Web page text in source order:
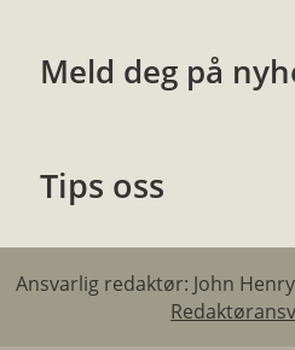
Meld deg på
Tips oss
Ansvarlig redaktør: John